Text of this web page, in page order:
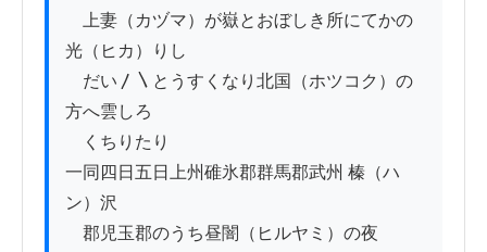
上妻（カヅマ）が嶽とおぼしき所にてかの
光（ヒカ）りし
だい〳〵とうすくなり北国（ホツコク）の
方へ雲しろ
くちりたり
一同四日五日上州碓氷郡群馬郡武州 榛（ハ
ン）沢
郡児玉郡のうち昼闇（ヒルヤミ）の夜